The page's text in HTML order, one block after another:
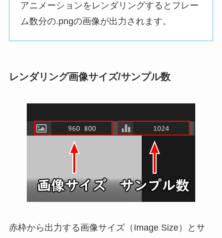
アニメーションをレンダリングするとフレー
ム数分の.pngの画像が出力されます。
レンダリング画像サイズ/サンプル数
赤枠から出力する画像サイズ（Image Size）とサ